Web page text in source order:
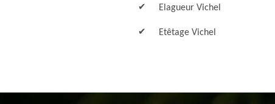
Elagueur Vichel
Etêtage Vichel